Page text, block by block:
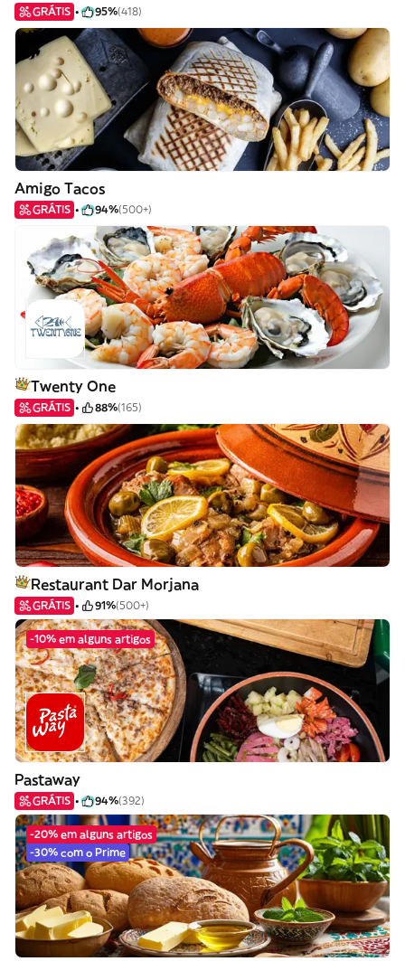
GRÁTIS 95%(418)
Amigo Tacos
GRÁTIS 94%(500+)
Twenty One
GRÁTIS 88%(165)
Restaurant Dar Morjana
GRÁTIS 91%(500+)
-10% em alguns artigos
Pastaway
GRÁTIS 94%(392)
-20% em alguns artigos
-30% com o Prime